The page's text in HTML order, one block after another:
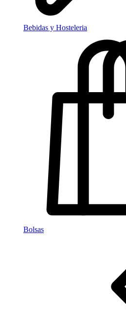
Bebidas y Hosteleria
Bolsas